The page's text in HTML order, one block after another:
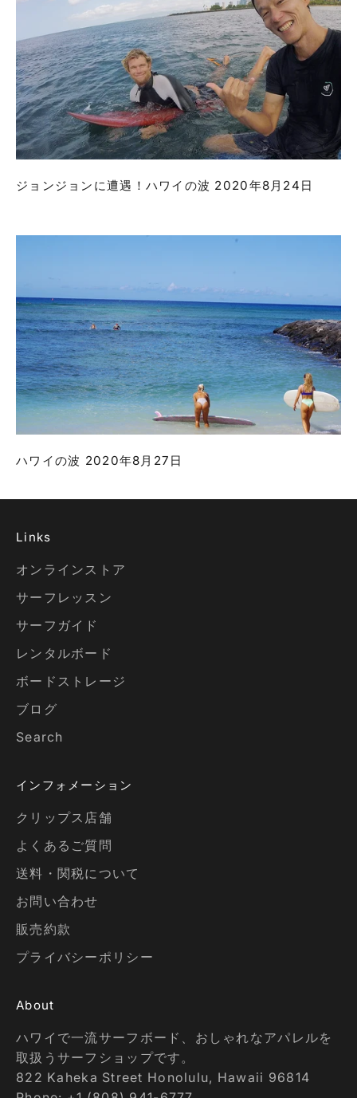
ジョンジョンに遭遇！ハワイの波 2020年8月24日
ハワイの波 2020年8月27日
Links
オンラインストア
サーフレッスン
サーフガイド
レンタルボード
ボードストレージ
ブログ
Search
インフォメーション
クリップス店舗
よくあるご質問
送料・関税について
お問い合わせ
販売約款
プライバシーポリシー
About
ハワイで一流サーフボード、おしゃれなアパレルを
取扱うサーフショップです。
822 Kaheka Street Honolulu, Hawaii 96814